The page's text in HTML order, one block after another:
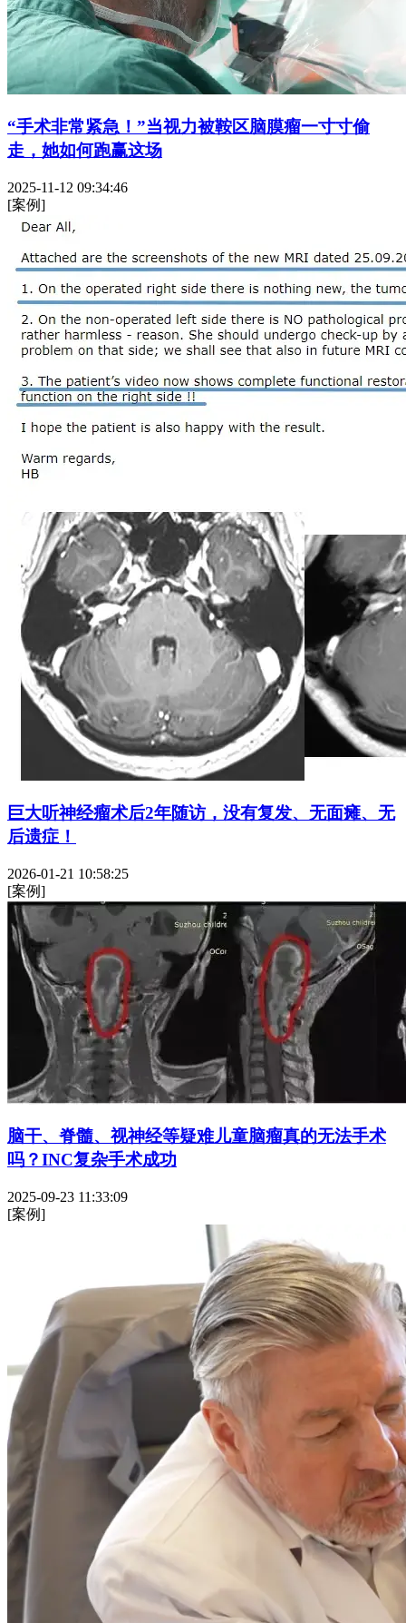
“手术非常紧急！”当视力被鞍区脑膜瘤一寸寸偷
走，她如何跑赢这场
2025-11-12 09:34:46
[案例]
巨大听神经瘤术后2年随访，没有复发、无面瘫、无
后遗症！
2026-01-21 10:58:25
[案例]
脑干、脊髓、视神经等疑难儿童脑瘤真的无法手术
吗？INC复杂手术成功
2025-09-23 11:33:09
[案例]